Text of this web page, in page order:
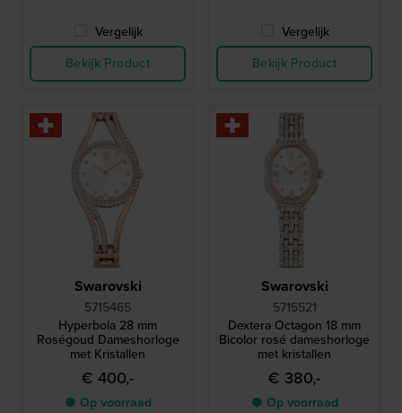
Vergelijk
Bekijk Product
Vergelijk
Bekijk Product
Swarovski
5715465
Hyperbola 28 mm
Roségoud Dameshorloge
met Kristallen
€ 400,-
● Op voorraad
Swarovski
5715521
Dextera Octagon 18 mm
Bicolor rosé dameshorloge
met kristallen
€ 380,-
● Op voorraad